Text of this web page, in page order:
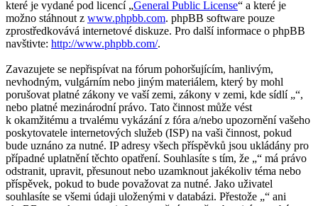
které je vydané pod licencí „General Public License“ a které je
možno stáhnout z www.phpbb.com. phpBB software pouze
zprostředkovává internetové diskuze. Pro další informace o phpBB
navštivte: http://www.phpbb.com/.
Zavazujete se nepřispívat na fórum pohoršujícím, hanlivým,
nevhodným, vulgárním nebo jiným materiálem, který by mohl
porušovat platné zákony ve vaší zemi, zákony v zemi, kde sídlí „“,
nebo platné mezinárodní právo. Tato činnost může vést
k okamžitému a trvalému vykázání z fóra a/nebo upozornění vašeho
poskytovatele internetových služeb (ISP) na vaši činnost, pokud
bude uznáno za nutné. IP adresy všech příspěvků jsou ukládány pro
případné uplatnění těchto opatření. Souhlasíte s tím, že „“ má právo
odstranit, upravit, přesunout nebo uzamknout jakékoliv téma nebo
příspěvek, pokud to bude považovat za nutné. Jako uživatel
souhlasíte se všemi údaji uloženými v databázi. Přestože „“ ani